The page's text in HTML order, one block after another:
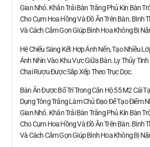
Gian Nhỏ. Khăn Trải Bàn Trắng Phủ Kín Bàn
Cho Cụm Hoa Hồng Và Đồ Ăn Trên Bàn. Bình
Và Cách Cắm Gọn Giúp Bình Hoa Không Bị
Hệ Chiếu Sáng Kết Hợp Ánh Nến, Tạo Nhiều
Ánh Nhìn Vào Khu Vực Giữa Bàn. Ly Thủy
Chai Rượu Được Sắp Xếp Theo Trục Dọc.
Bàn Ăn Được Bố Trí Trong Căn Hộ 55 M2 Cải
Dụng Tông Trắng Làm Chủ Đạo Để Tạo Điểm
Gian Nhỏ. Khăn Trải Bàn Trắng Phủ Kín Bàn
Cho Cụm Hoa Hồng Và Đồ Ăn Trên Bàn. Bình
Và Cách Cắm Gọn Giúp Bình Hoa Không Bị